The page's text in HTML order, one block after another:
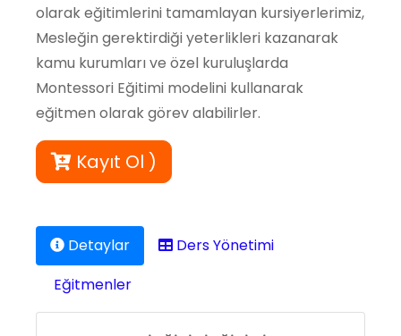
olarak eğitimlerini tamamlayan kursiyerlerimiz,
Mesleğin gerektirdiği yeterlikleri kazanarak
kamu kurumları ve özel kuruluşlarda
Montessori Eğitimi modelini kullanarak
eğitmen olarak görev alabilirler.
Kayıt Ol )
Detaylar
Ders Yönetimi
Eğitmenler